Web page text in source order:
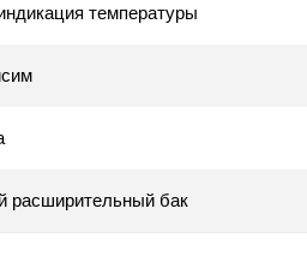
температуры
расширительный бак